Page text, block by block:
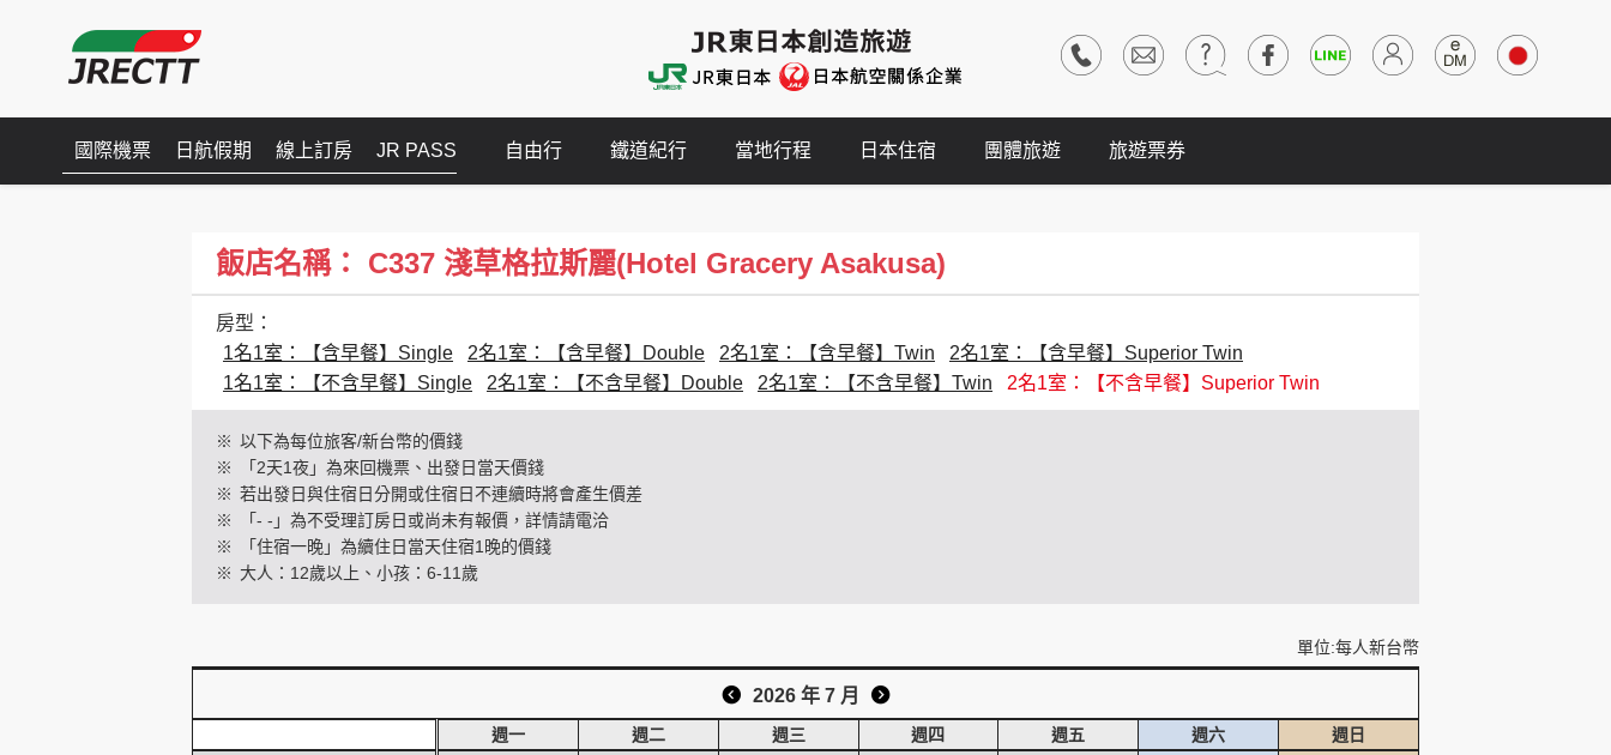
國際機票 日航假期 線上訂房 JR PASS 自由行 鐵道紀行 當地行程 日本住宿 團體旅遊 旅遊票券
飯店名稱： C337 淺草格拉斯麗(Hotel Gracery Asakusa)
房型：
1名1室：【含早餐】Single
2名1室：【含早餐】Double 2名1室：【含早餐】Twin
2名1室：【含早餐】Superior Twin
1名1室：【不含早餐】Single
2名1室：【不含早餐】Double 2名1室：【不含早餐】Twin 2名1室：【不含早餐】Superior Twin
※ 以下為每位旅客/新台幣的價錢
※
「2天1夜」為來回機票、出發日當天價錢
※ 若出發日與住宿日分開或住宿日不連續時將會產生價差
※
「- -」為不受理訂房日或尚未有報價，詳情請電洽
※
「住宿一晚」為續住日當天住宿1晚的價錢
※ 大人：12歲以上、小孩：6-11歲
單位:每人新台幣
2026 年 7 月
週一 週二 週三 週四 週五 週六
週日